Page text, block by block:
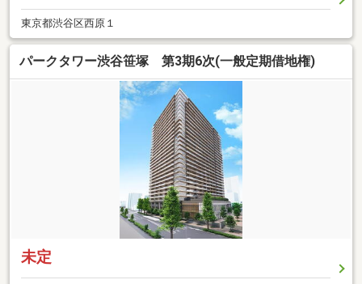
東京都渋谷区西原１
パークタワー渋谷笹塚 第3期6次(一般定期借地権)
未定